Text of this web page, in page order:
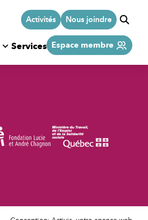
Activités Nous joindre
Services Espace membre